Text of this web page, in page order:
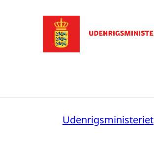
Udenrigsministeriet